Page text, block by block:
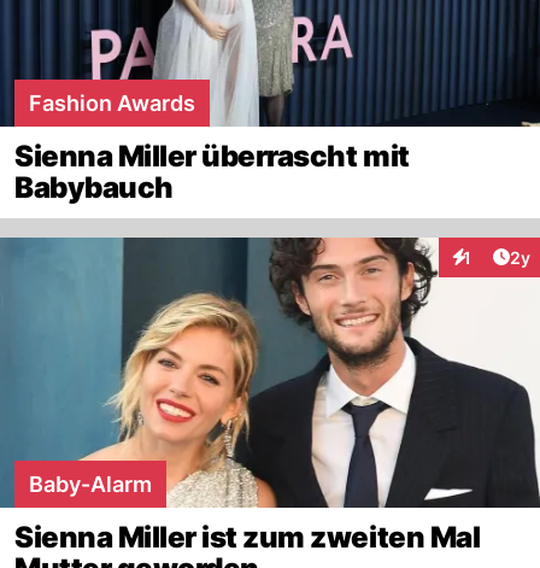
Fashion Awards
Sienna Miller überrascht mit
Babybauch
1 2y
Baby-Alarm
Sienna Miller ist zum zweiten Mal